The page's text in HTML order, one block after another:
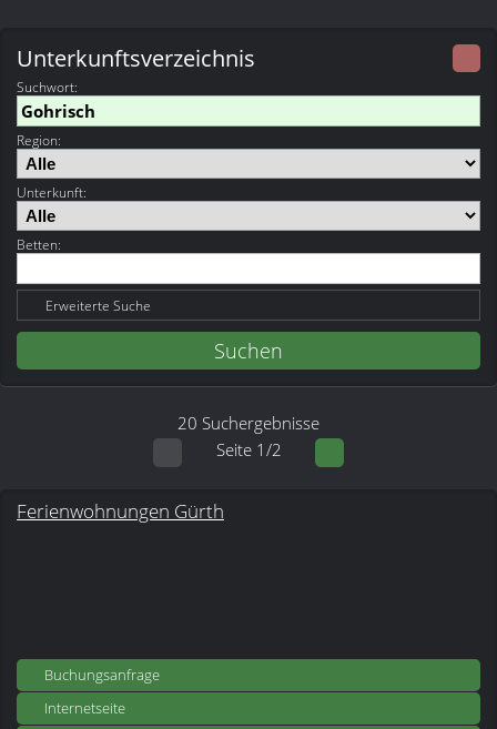
Unterkunftsverzeichnis
Suchwort:
Region:
Unterkunft:
Betten:
Erweiterte Suche
20 Suchergebnisse
Seite 1/2
Ferienwohnungen Gürth
Buchungsanfrage
Internetseite